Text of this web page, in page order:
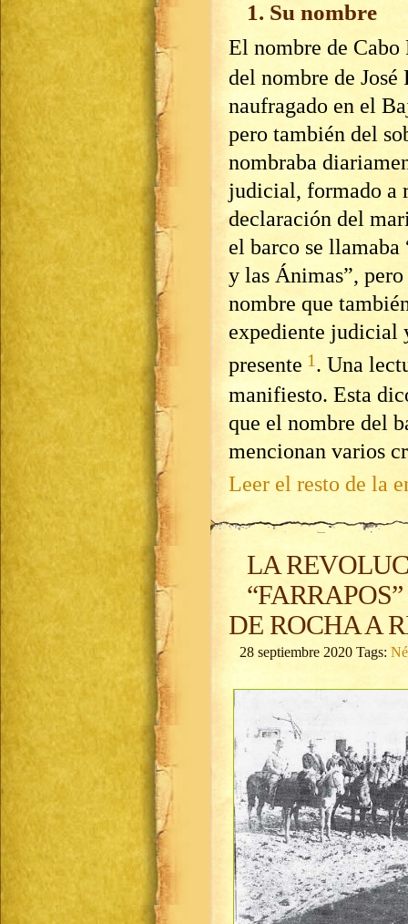
1. Su nombre
El nombre de
del nombre de
naufragado en el
pero también del
nombraba
judicial, formado a
declaración del
el barco se llamaba
y las Ánimas”,
nombre que
expediente judicial
presente 1. Una
manifiesto. Esta
que el nombre del
mencionan varios
Leer el resto de la
LA
DE ROCHA A
28 septiembre 2020 Tags: